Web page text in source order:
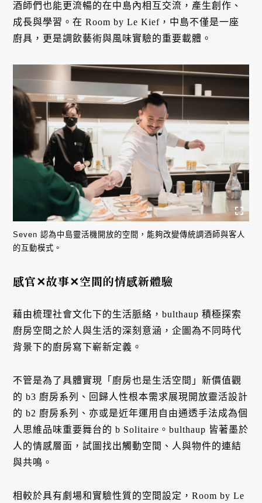
酒師們也能更流暢的在中島內相互交流，產生創作、
成長與學習。在 Room by Le Kief，中島不僅是一座
廚具，更是調飲藝術與風味實驗的重要載體。
Seven 認為中島靈活機開放的空間，能夠改變傳統調酒師與客人
的互動模式。
感官✕故事✕空間的情感新體驗
藉由梳理社會文化下的生活脈絡，bulthaup 積極探索
廚房空間之於人與生活的深刻意涵，企圖為不同時代
背景下的廚房寫下嶄新定義。
不管是為了具體實現「廚房也是生活空間」新價值觀
的 b3 廚房系列、回歸人性根本需求展現開放靈活設計
的 b2 廚房系列、亦或是近年運用自由通透手法成為個
人思維品味重要舞台的 b Solitaire。bulthaup 皆著墨於
人的情感層面，試圖找出觸動空間、人與物件的連結
與共鳴。
相較於具有劇場和實驗性質的空間設定，Room by Le